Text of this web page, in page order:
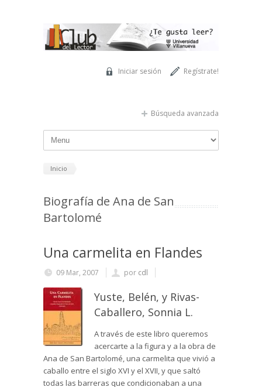
Regístrate!
Iniciar sesión
Búsqueda avanzada
Inicio
Biografía de Ana de San
Bartolomé
Una carmelita en Flandes
09 Mar, 2007 por cdl
Yuste, Belén, y Rivas-
Caballero, Sonnia L.
A través de este libro queremos
acercarte a la figura y a la obra de
Ana de San Bartolomé, una carmelita que vivió a
caballo entre el siglo XVI y el XVII, y que saltó
todas las barreras que condicionaban a una